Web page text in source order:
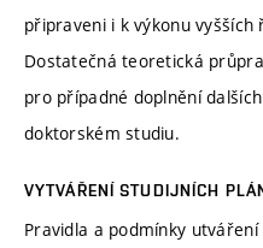
připraveni i k výkonu
Dostatečná teoretická
pro případné doplnění
doktorském studiu.
VYTVÁŘENÍ STUDIJNÍCH
Pravidla a podmínky